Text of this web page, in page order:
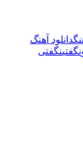
دانلود آهنگ
نگفتینگفتی